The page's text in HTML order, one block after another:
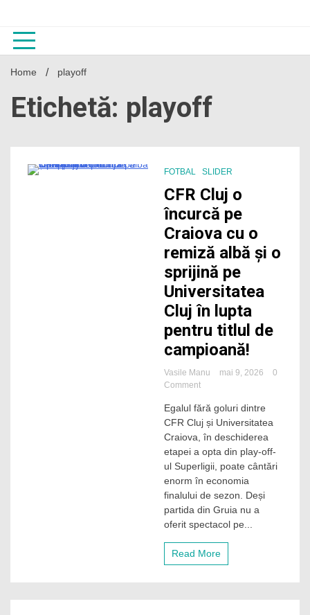
content
Home playoff
Etichetă: playoff
FOTBAL SLIDER
CFR Cluj o
încurcă pe
Craiova cu o
remiză albă și o
sprijină pe
Universitatea
Cluj în lupta
pentru titlul de
campioană!
Vasile Manu mai 9, 2026
0
Commenton
Cluj
o
încurcă
Craiova
cu
o
remiză
albă
și
pe
Egalul fără goluri dintre
CFR Cluj și Universitatea
Craiova, în deschiderea
etapei a opta din play-off-
ul Superligii, poate cântări
enorm în economia
finalului de sezon. Deși
partida din Gruia nu a
oferit spectacol pe...
Read More